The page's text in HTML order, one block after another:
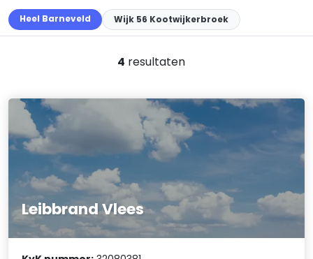
Heel Barneveld Wijk 56 Kootwijkerbroek
4 resultaten
Leibbrand Vlees